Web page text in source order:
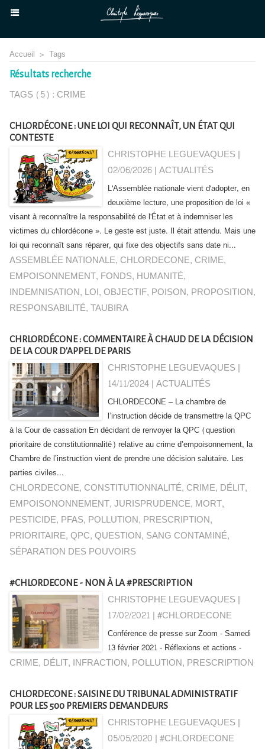
Accueil > Tags
Résultats recherche
TAGS (5) : CRIME
CHLORDÉCONE : UNE LOI QUI RECONNAÎT, UN ÉTAT QUI
CONTESTE
CHRISTOPHE LEGUEVAQUES |
02/06/2026|ACTUALITÉS
L'Assemblée nationale vient d'adopter, en
deuxième lecture, une proposition de loi «
visant à reconnaître la responsabilité de l'État et à indemniser les
victimes du chlordécone ». Le geste est juste. Il était attendu. Mais une
loi qui reconnaît sans réparer, qui fixe des objectifs sans date ni...
ASSEMBLÉE NATIONALE, CHLORDECONE, CRIME,
EMPOISONNEMENT, FONDS, HUMANITÉ,
INDEMNISATION, LOI,OBJECTIF, POISON, PROPOSITION,
RESPONSABILITÉ,TAUBIRA
CHRLORDÉCONE : COMMENTAIRE À CHAUD DE LA DÉCISION
DE LA COUR D'APPEL DE PARIS
CHRISTOPHE LEGUEVAQUES |
14/11/2024|ACTUALITÉS
CHLORDECONE – La chambre de
l’instruction décide de transmettre la QPC
à la Cour de cassation En décidant de renvoyer la QPC (question
prioritaire de constitutionnalité) relative au crime d’empoisonnement, la
Chambre de l’instruction vient de prendre une décision salutaire. Les
parties civiles...
CHLORDECONE, CONSTITUTIONNALITÉ, CRIME, DÉLIT,
EMPOISONONNEMENT,JURISPRUDENCE, MORT,
PESTICIDE, PFAS, POLLUTION, PRESCRIPTION,
PRIORITAIRE,QPC,QUESTION, SANG CONTAMINÉ,
SÉPARATION DES POUVOIRS
#CHLORDECONE - NON À LA #PRESCRIPTION
CHRISTOPHE LEGUEVAQUES |
17/02/2021 |#CHLORDECONE
Conférence de presse sur Zoom - Samedi
13 février 2021 - Réflexions et actions -
CRIME, DÉLIT, INFRACTION, POLLUTION, PRESCRIPTION
CHLORDECONE : SAISINE DU TRIBUNAL ADMINISTRATIF
POUR LES 500 PREMIERS DEMANDEURS
CHRISTOPHE LEGUEVAQUES |
05/05/2020 |#CHLORDECONE